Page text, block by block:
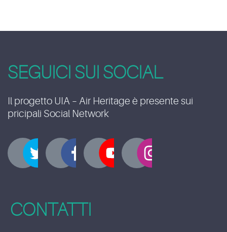
SEGUICI SUI SOCIAL
Il progetto UIA – Air Heritage è presente sui
pricipali Social Network
CONTATTI